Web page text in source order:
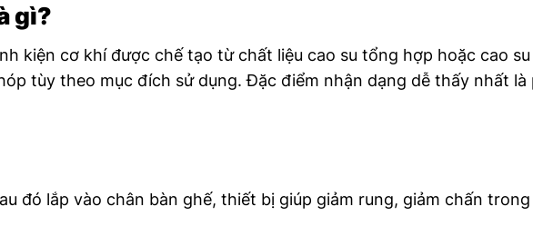
gì?
kiện cơ khí được chế tạo từ chất liệu cao su tổng hợp hoặc cao
tùy theo mục đích sử dụng. Đặc điểm nhận dạng dễ thấy nhất là
đó lắp vào chân bàn ghế, thiết bị giúp giảm rung, giảm chấn